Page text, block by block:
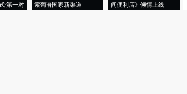
·第一对
索葡语国家新渠道
间便利店》倾情上线